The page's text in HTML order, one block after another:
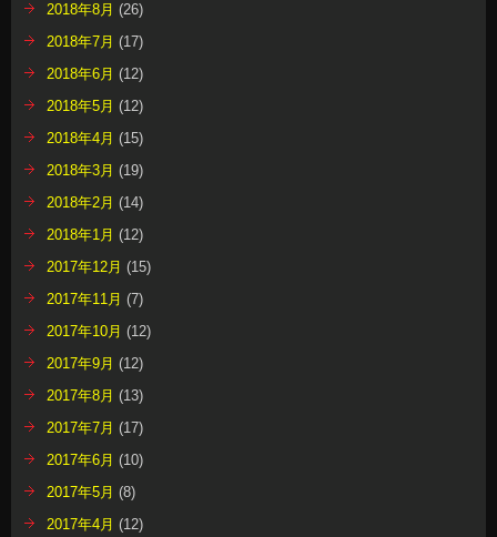
2018年8月 (26)
2018年7月 (17)
2018年6月 (12)
2018年5月 (12)
2018年4月 (15)
2018年3月 (19)
2018年2月 (14)
2018年1月 (12)
2017年12月 (15)
2017年11月 (7)
2017年10月 (12)
2017年9月 (12)
2017年8月 (13)
2017年7月 (17)
2017年6月 (10)
2017年5月 (8)
2017年4月 (12)